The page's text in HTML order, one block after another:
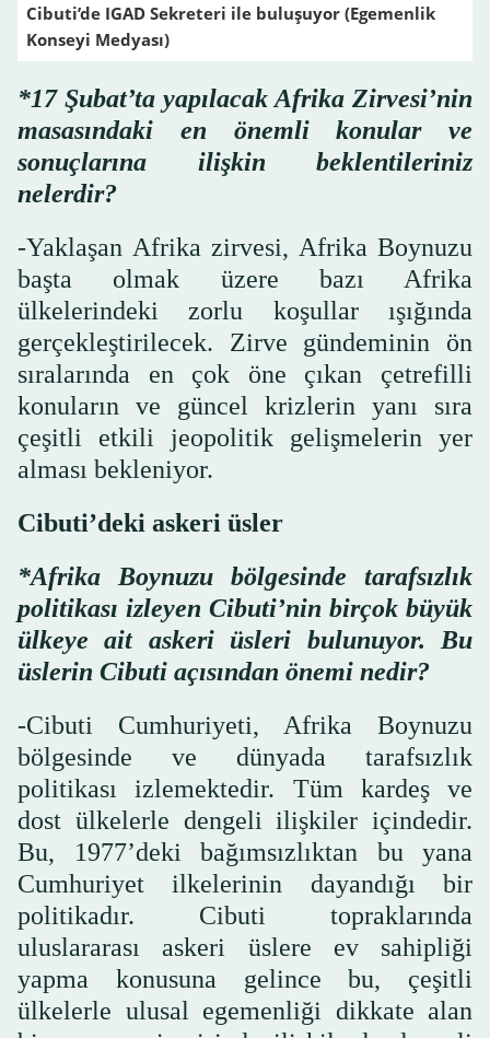
Cibuti’de IGAD Sekreteri ile buluşuyor (Egemenlik
Konseyi Medyası)
*17 Şubat’ta yapılacak Afrika Zirvesi’nin
masasındaki en önemli konular ve
sonuçlarına ilişkin beklentileriniz
nelerdir?
-Yaklaşan Afrika zirvesi, Afrika Boynuzu
başta olmak üzere bazı Afrika
ülkelerindeki zorlu koşullar ışığında
gerçekleştirilecek. Zirve gündeminin ön
sıralarında en çok öne çıkan çetrefilli
konuların ve güncel krizlerin yanı sıra
çeşitli etkili jeopolitik gelişmelerin yer
alması bekleniyor.
Cibuti’deki askeri üsler
*Afrika Boynuzu bölgesinde tarafsızlık
politikası izleyen Cibuti’nin birçok büyük
ülkeye ait askeri üsleri bulunuyor. Bu
üslerin Cibuti açısından önemi nedir?
-Cibuti Cumhuriyeti, Afrika Boynuzu
bölgesinde ve dünyada tarafsızlık
politikası izlemektedir. Tüm kardeş ve
dost ülkelerle dengeli ilişkiler içindedir.
Bu, 1977’deki bağımsızlıktan bu yana
Cumhuriyet ilkelerinin dayandığı bir
politikadır. Cibuti topraklarında
uluslararası askeri üslere ev sahipliği
yapma konusuna gelince bu, çeşitli
ülkelerle ulusal egemenliği dikkate alan